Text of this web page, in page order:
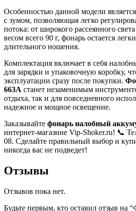
Особенностью данной модели
с зумом, позволяющая легко
потока: от широкого рассеянного
весом всего 90 г, фонарь остается
длительного ношения.
Комплектация включает в себя
для зарядки и упаковочную коробку,
эксплуатации сразу после покупки.
663A станет незаменимым
отдыха, так и для повседневного
надежное и мощное освещение.
Заказывайте фонарь налобный
интернет-магазине Vip-Shoker.ru! 📞
08. Сделайте правильный выбор и
никогда вас не подведет!
Отзывы
Отзывов пока нет.
Будьте первым, кто оставил отзыв на